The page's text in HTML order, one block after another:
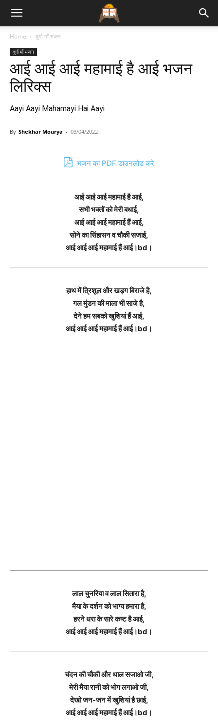
Bhajan
Lyrics
Home दुर्गा माँ भजन
दुर्गा माँ भजन
आई आई आई महामाई है आई भजन
लिरिक्स
Aayi Aayi Mahamayi Hai Aayi
By Shekhar Mourya - 03/04/2022
भजन का PDF डाउनलोड करे
आई आई आई महामाई है आई,
सभी भक्तों को मेरी बधाई,
आई आई आई महामाई हैं आई,
सोने का सिंहासन व चौकी सजाई,
आई आई आई महामाई हैं आई।bd।
हाथ में त्रिशूल और खड़ग बिराजे है,
गल मुंडन की माला भी साजे है,
देने हम सबको खुशियां हैं आई,
आई आई आई महामाई हैं आई।bd।
लाल चुनरिया व लाल सितारा है,
मैया के दर्शन को भाग्य हमारा है,
हरने धरा के सारे कष्ट है आई,
आई आई आई महामाई हैं आई।bd।
चंदन की चौकी और थाल सजाओ जी,
मेरी मैया रानी को भोग लगाओ जी,
देखो जन-जन में खुशियां है छाई,
आई आई आई महामाई हैं आई।bd।